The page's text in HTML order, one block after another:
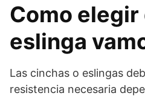
Como elegir
eslinga
Las cinchas o eslingas
resistencia necesaria